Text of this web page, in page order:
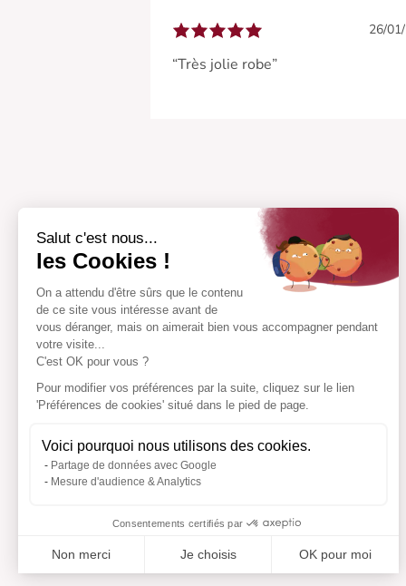
Salut c'est nous...
les Cookies !
On a attendu d'être sûrs que le contenu
de ce site vous intéresse avant de
vous déranger, mais on aimerait bien vous accompagner pendant
votre visite...
C'est OK pour vous ?
Pour modifier vos préférences par la suite, cliquez sur le lien
'Préférences de cookies' situé dans le pied de page.
Voici pourquoi nous utilisons des cookies.
Partage de données avec Google
Mesure d'audience & Analytics
Consentements certifiés par
Non merci Je choisis OK pour moi
26/
“Très jolie robe”